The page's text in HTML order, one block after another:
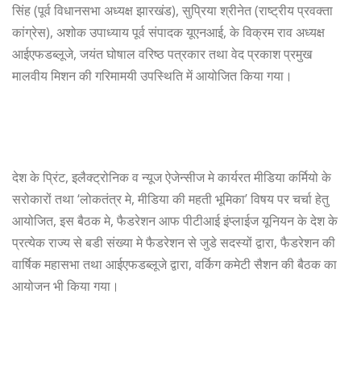
सिंह (पूर्व विधानसभा अध्यक्ष झारखंड), सुप्रिया श्रीनेत (राष्ट्रीय प्रवक्ता
कांग्रेस), अशोक उपाध्याय पूर्व संपादक यूएनआई, के विक्रम राव अध्यक्ष
आईएफडब्लूजे, जयंत घोषाल वरिष्ठ पत्रकार तथा वेद प्रकाश प्रमुख
मालवीय मिशन की गरिमामयी उपस्थिति में आयोजित किया गया।
देश के प्रिंट, इलैक्ट्रोनिक व न्यूज ऐजेन्सीज मे कार्यरत मीडिया कर्मियो के
सरोकारों तथा ‘लोकतंत्र मे, मीडिया की महती भूमिका’ विषय पर चर्चा हेतु
आयोजित, इस बैठक मे, फैडरेशन आफ पीटीआई इंप्लाईज यूनियन के देश के
प्रत्येक राज्य से बडी संख्या मे फैडरेशन से जुडे सदस्यों द्वारा, फैडरेशन की
वार्षिक महासभा तथा आईएफडब्लूजे द्वारा, वर्किग कमेटी सैशन की बैठक का
आयोजन भी किया गया।